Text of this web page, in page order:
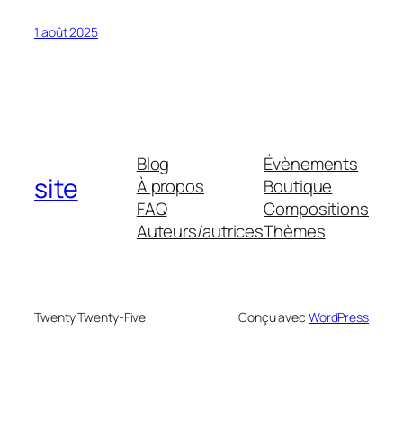
1 août 2025
site
Blog
À propos
FAQ
Auteurs/autrices
Évènements
Boutique
Compositions
Thèmes
Twenty Twenty-Five Conçu avec WordPress